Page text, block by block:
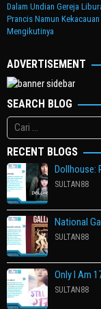
Dalam Undian Gereja
Prancis Namun
Mengikutinya
ADVERTISEMENT
SEARCH BLOG
Cari
untuk:
RECENT BLOGS
Dollhouse:
SULTAN88
National
SULTAN88
Only I Am
SULTAN88